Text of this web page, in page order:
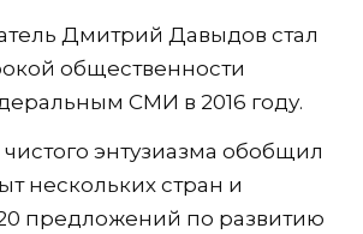
Дмитрий Давыдов стал
общественности
СМИ в 2016 году.
энтузиазма обобщил
нескольких стран и
предложений по развитию